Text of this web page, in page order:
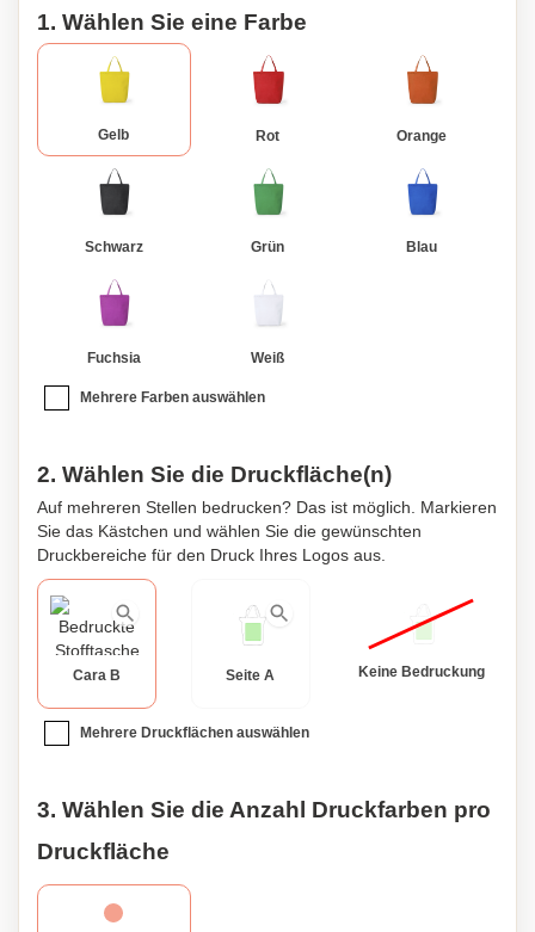
sind genäht. Sie kann eine Last von bis zu 6 kg tragen.
1. Wählen Sie eine Farbe
Gelb Rot Orange
Schwarz Grün Blau
Fuchsia Weiß
Mehrere Farben auswählen
2. Wählen Sie die Druckfläche(n)
Auf mehreren Stellen bedrucken? Das ist möglich. Markieren
Sie das Kästchen und wählen Sie die gewünschten
Druckbereiche für den Druck Ihres Logos aus.
Cara B Seite A Keine Bedruckung
Mehrere Druckflächen auswählen
3. Wählen Sie die Anzahl Druckfarben pro
Druckfläche